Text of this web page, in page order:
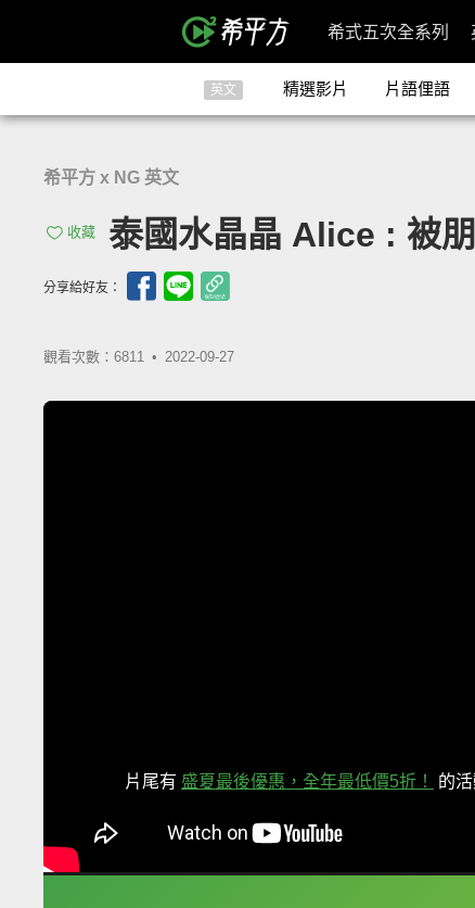
希式五次全系列
英文 精選影片 片語俚語
希平方 x NG 英文
收藏 泰國水晶晶 Alice : 被
分享給好友：
觀看次數：6811 • 2022-09-27
片尾有 盛夏最後優惠，全年最低價5折！ 的